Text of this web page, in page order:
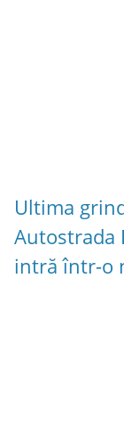
Ultima
Autostrada
intră într-o